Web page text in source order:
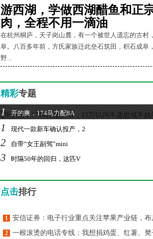
游西湖，学做西湖醋鱼和正
肉，全程不用一滴油
在杭州桐庐，天子岗山麓，有一个被世人遗忘的古村
阜。八百多年前，方氏家族迁此垒石筑田，积石成阜
野...
精彩专题
1 开的爽，174马力配8A
1 现代一款新车确认投产，2
2 自带“女王副驾”mini
3 时隔50年的回归，这匹V
点击排行
1 安信证券：电子行业重点关注苹果产业链，
2 一根滚烫的电话专线：我想捐鸡蛋、红薯、凳